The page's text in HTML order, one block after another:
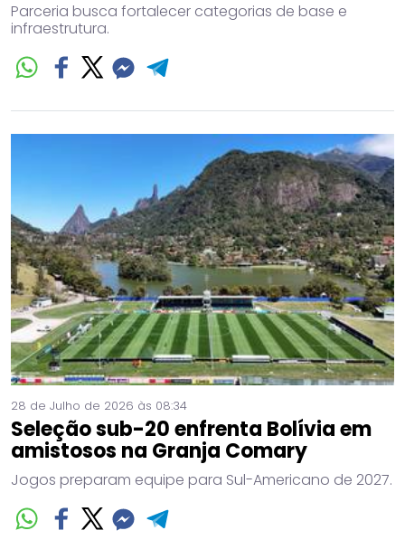
Parceria busca fortalecer categorias de base e
infraestrutura.
28 de Julho de 2026 às 08:34
Seleção sub-20 enfrenta Bolívia em
amistosos na Granja Comary
Jogos preparam equipe para Sul-Americano de 2027.